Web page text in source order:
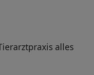
alles